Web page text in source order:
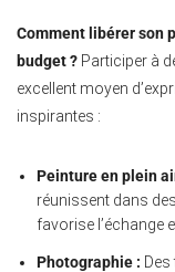
Comment libérer son
budget ? Participer à
excellent moyen
inspirantes :
Peinture en plein
réunissent dans
favorise l’échange
Photographie :